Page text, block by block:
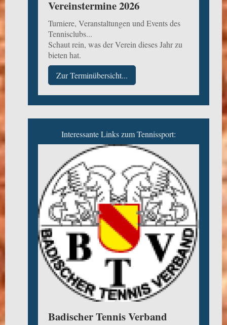
Vereinstermine 2026
Turniere, Veranstaltungen und Events des
Tennisclubs...
Schaut rein, was der Verein dieses Jahr zu
bieten hat.
Zur Terminübersicht...
Interessante Links zum Tennissport:
Badischer Tennis Verband